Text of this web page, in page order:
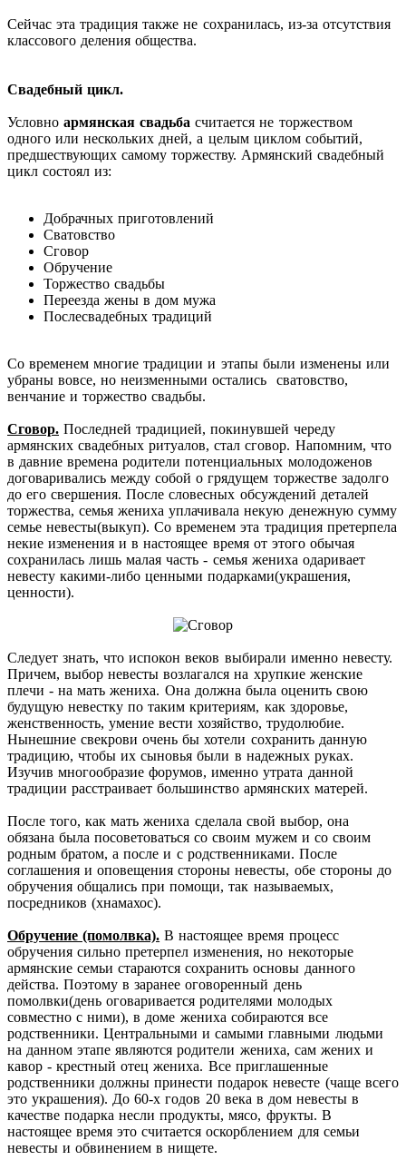
Сейчас эта традиция также не сохранилась, из-за отсутствия
классового деления общества.
Свадебный цикл.
Условноармянская свадьба считается не торжеством
одного или нескольких дней, а целым циклом событий,
предшествующих самому торжеству. Армянский свадебный
цикл состоял из:
Добрачных приготовлений
Сватовство
Сговор
Обручение
Торжество свадьбы
Переезда жены в дом мужа
Послесвадебных традиций
Со временем многие традиции и этапы были изменены или
убраны вовсе, но неизменными остались сватовство,
венчание и торжество свадьбы.
Сговор. Последней традицией, покинувшей череду
армянских свадебных ритуалов, стал сговор. Напомним, что
в давние времена родители потенциальных молодоженов
договаривались между собой о грядущем торжестве задолго
до его свершения. После словесных обсуждений деталей
торжества, семья жениха уплачивала некую денежную сумму
семье невесты(выкуп). Со временем эта традиция претерпела
некие изменения и в настоящее время от этого обычая
сохранилась лишь малая часть - семья жениха одаривает
невесту какими-либо ценными подарками(украшения,
ценности).
Следует знать, что испокон веков выбирали именно невесту.
Причем, выбор невесты возлагался на хрупкие женские
плечи - на мать жениха. Она должна была оценить свою
будущую невестку по таким критериям, как здоровье,
женственность, умение вести хозяйство, трудолюбие.
Нынешние свекрови очень бы хотели сохранить данную
традицию, чтобы их сыновья были в надежных руках.
Изучив многообразие форумов, именно утрата данной
традиции расстраивает большинство армянских матерей.
После того, как мать жениха сделала свой выбор, она
обязана была посоветоваться со своим мужем и со своим
родным братом, а после и с родственниками. После
соглашения и оповещения стороны невесты, обе стороны до
обручения общались при помощи, так называемых,
посредников (хнамахос).
Обручение (помолвка). В настоящее время процесс
обручения сильно претерпел изменения, но некоторые
армянские семьи стараются сохранить основы данного
действа. Поэтому в заранее оговоренный день
помолвки(день оговаривается родителями молодых
совместно с ними), в доме жениха собираются все
родственники. Центральными и самыми главными людьми
на данном этапе являются родители жениха, сам жених и
кавор - крестный отец жениха. Все приглашенные
родственники должны принести подарок невесте (чаще всего
это украшения). До 60-х годов 20 века в дом невесты в
качестве подарка несли продукты, мясо, фрукты. В
настоящее время это считается оскорблением для семьи
невесты и обвинением в нищете.